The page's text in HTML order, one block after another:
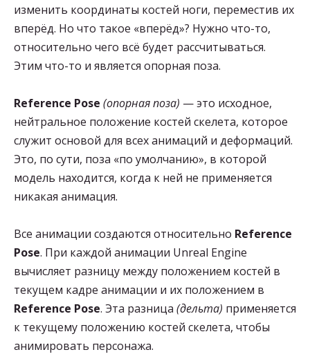
изменить координаты костей ноги, переместив их
вперёд. Но что такое «вперёд»? Нужно что-то,
относительно чего всё будет рассчитываться.
Этим что-то и является опорная поза.
Reference Pose (опорная поза) — это исходное,
нейтральное положение костей скелета, которое
служит основой для всех анимаций и деформаций.
Это, по сути, поза «по умолчанию», в которой
модель находится, когда к ней не применяется
никакая анимация.
Все анимации создаются относительно Reference
Pose. При каждой анимации Unreal Engine
вычисляет разницу между положением костей в
текущем кадре анимации и их положением в
Reference Pose. Эта разница (дельта) применяется
к текущему положению костей скелета, чтобы
анимировать персонажа.